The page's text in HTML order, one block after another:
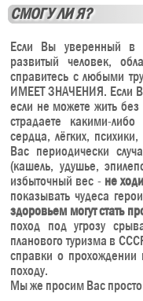
СМОГУ ЛИ Я?
Если Вы уверенный в
развитый человек,
справитесь с любыми
ИМЕЕТ ЗНАЧЕНИЯ. Если
если не можете жить
страдаете какими-
сердца, лёгких,
Вас периодически
(кашель, удушье,
избыточный вес - не
показывать чудеса
здоровьем могут стать
поход под угрозу
планового туризма в
справки о прохождении
походу.
Мы же просим Вас просто